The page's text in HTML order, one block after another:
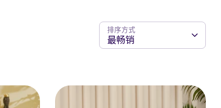
排序方式
最畅销